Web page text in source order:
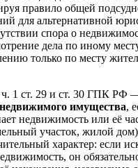
правило общей
для альтернативной
спора о
дела по иному
только по месту
ч. 1 ст. 29 и ст. 30 ГПК РФ
имущества,
недвижимость или её
участок, жилой
характер: если
он